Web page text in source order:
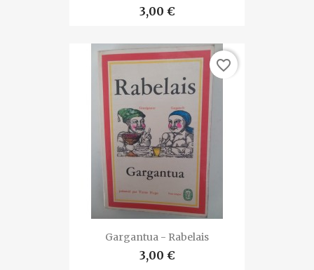
3,00 €
Gargantua - Rabelais
3,00 €
favorite_border